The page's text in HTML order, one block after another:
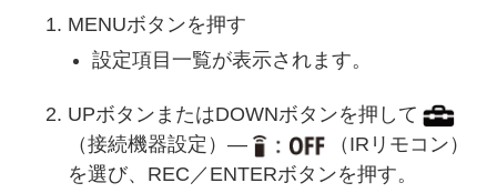
MENUボタンを押す
設定項目一覧が表示されます。
UPボタンまたはDOWNボタンを押して
（接続機器設定）―
（IRリモコン）
を選び、REC／ENTERボタンを押す。